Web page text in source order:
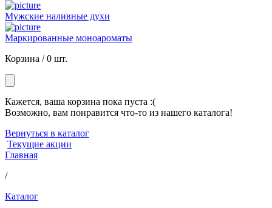
Мужские наливные духи
Маркированные моноароматы
Корзина /0 шт.
Кажется, ваша корзина пока пуста :(
Возможно, вам понравится что-то из нашего каталога!
Вернуться в каталог
Текущие акции
Главная
/
Каталог